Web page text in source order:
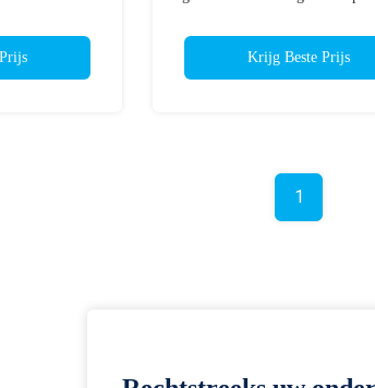
Krijg Beste Prijs
1